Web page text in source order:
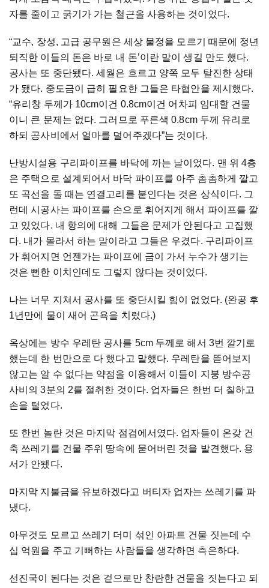
자를 줄이고 굵기가 가는 철근을 사용하는 것이었다.
“교수, 장성, 고급 공무원은 세상 물정을 모르기 때문에 정년
퇴직한 이들의 돈은 바로 내 돈’이란 말이 생길 만도 했다.
공사는 또 중단됐다. 세월은 흐르고 양쪽 모두 탈진한 상태
가 됐다. 중도금이 급히 필요한 그들은 타협안을 제시했다.
“유리창 두께가 10cm이건 0.8cm이건 어차피 임대할 건물
이니 큰 문제는 없다. 그러므로 푸른색 0.8cm 두께 유리로
하되 공사비에서 얼마를 덜어주겠다”는 것이다.
난방시설용 구리파이프를 바닥에 까는 날이었다. 맨 위 4층
은 주택으로 설계되어서 바닥 파이프를 아주 촘촘하게 깔고
또 곡선을 돌 때는 연결고리를 붙인다는 것은 상식이다. 그
런데 시공사는 파이프를 손으로 휘어지게 해서 파이프를 깔
고 있었다. 내 항의에 대해 그들은 문제가 안된다고 고집했
다. 내가 몰라서 하는 말이라고 그들은 우겼다. 구리파이프
가 휘어지면 언젠가는 파이프에 금이 가서 누수가 생기는
것은 뻔한 이치인데도 그렇지 않다는 것이었다.
나는 너무 지쳐서 공사를 또 중단시킬 힘이 없었다. (완공 후
1년만에 물이 새어 곤욕을 치렀다.)
옥상에는 방수 우레탄 공사를 5cm 두께로 해서 3번 깔기로
했는데 한 번만으로 다 했다고 말했다. 우레탄을 뜯어보지
않고는 알 수 없다는 약점을 이용해서 이들이 지붕 방수공
사비의 3분의 2를 절취한 것이다. 업자들은 한번 더 칠하고
손을 털었다.
또 한번 놀란 것은 마지막 점검에서였다. 업자들이 온갖 건
축 쓰레기를 건물 주위 땅속에 묻어버린 것을 발견했다. 용
서가 안됐다.
마지막 지불금을 유보하겠다고 버티자 업자는 쓰레기를 파
냈다.
아무것도 모르고 쓰레기 더미 섞인 아파트 건물 짓는데 수
십 억원을 주고 기뻐하는 사람들을 생각하면 측은하다.
선진국이 된다는 것은 겉으로만 찬란한 건물을 짓는다고 되